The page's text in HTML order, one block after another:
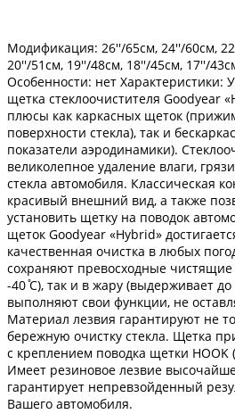
Модификация: 26''/65см, 24''/60см,
20''/51см, 19''/48см, 18''/45см, 17''/
Особенности: нет Характеристики:
щетка стеклоочистителя Goodyear
плюсы как каркасных щеток
поверхности стекла), так и
показатели аэродинамики).
великолепное удаление влаги,
стекла автомобиля. Классическая
красивый внешний вид, а также
установить щетку на поводок
щеток Goodyear «Hybrid»
качественная очистка в любых
сохраняют превосходные чистящие
-40 ̊С), так и в жару (выдерживает
выполняют свои функции, не
Материал лезвия гарантируют не
бережную очистку стекла. Щетка
с креплением поводка щетки
Имеет резиновое лезвие
гарантирует непревзойденный
Вашего автомобиля.